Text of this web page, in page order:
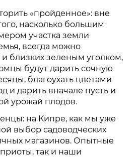
«пройденное»: вне
насколько большим
участка земли
всегда можно
и близких зеленым уголком,
будут дарить сочную
благоухать цветами
и дарить вначале пусть и
урожай плодов.
на Кипре, как мы уже
выбор садоводческих
магазинов. Опытные
так и наши